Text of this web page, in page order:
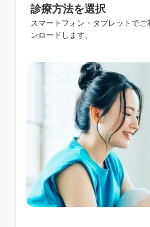
診療方法を選択
スマートフォン・タブレットで
ンロードします。